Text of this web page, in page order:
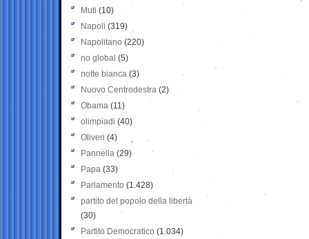
Muti (10)
Napoli (319)
Napolitano (220)
no global (5)
notte bianca (3)
Nuovo Centrodestra (2)
Obama (11)
olimpiadi (40)
Oliveri (4)
Pannella (29)
Papa (33)
Parlamento (1.428)
partito del popolo della libertà
(30)
Partito Democratico (1.034)